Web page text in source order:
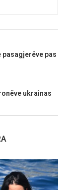
pasagjerëve pas
ukrainas